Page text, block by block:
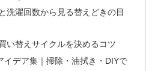
洗濯回数から見る替えどきの目
い替えサイクルを決めるコツ
イデア集｜掃除・油拭き・DIYで